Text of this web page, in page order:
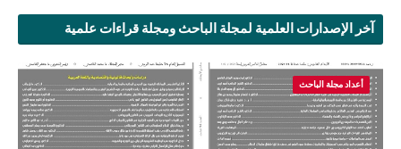
آخر الإصدارات العلمية لمجلة الباحث ومجلة قراءات علمية
أعداد مجلة الباحث